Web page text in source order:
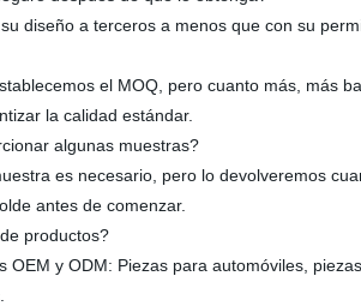
diseño a terceros a menos que con su
el MOQ, pero cuanto más, más
la calidad estándar.
algunas muestras?
es necesario, pero lo devolveremos
antes de comenzar.
productos?
OEM y ODM: Piezas para automóviles,